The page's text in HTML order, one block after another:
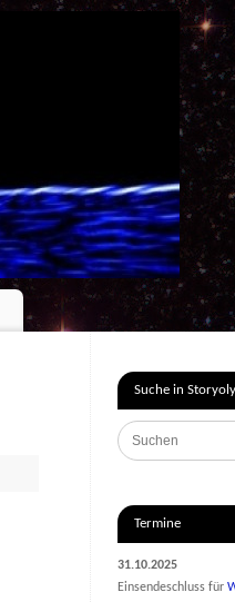
Suche in
Termine
31.10.2025
Einsendeschluss für